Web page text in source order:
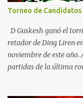
1942) quien después
un ser deprimido y
sabemos Alekhine
amargura e...
Torneo de
D Guskesh ganó el
retador de Ding Liren
noviembre de este año.
partidas de la última